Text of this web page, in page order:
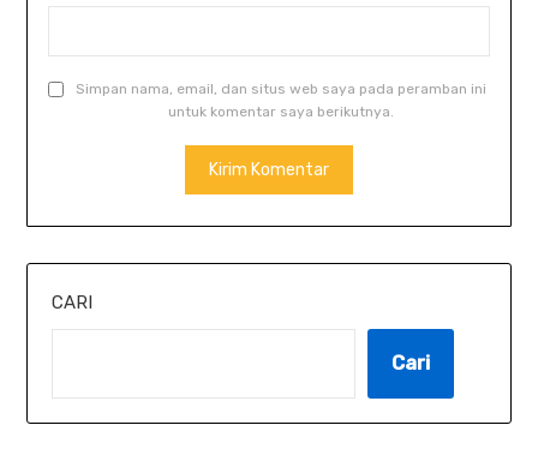
Simpan nama, email, dan situs web saya pada peramban ini
untuk komentar saya berikutnya.
CARI
Cari